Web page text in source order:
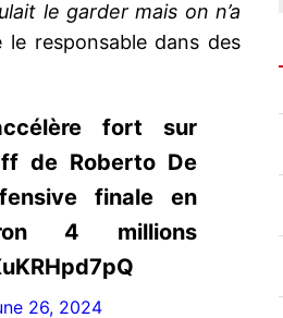
le garder mais on n’a
le responsable dans des
fort sur
de Roberto De
finale en
4 millions
26, 2024